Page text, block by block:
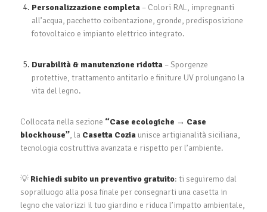
Personalizzazione completa– Colori RAL, impregnanti
all’acqua, pacchetto coibentazione, gronde, predisposizione
fotovoltaico e impianto elettrico integrato.
Durabilità & manutenzione ridotta– Sporgenze
protettive, trattamento antitarlo e finiture UV prolungano la
vita del legno.
Collocata nella sezione “Case ecologiche → Case
blockhouse”, la Casetta Coziaunisce artigianalità siciliana,
tecnologia costruttiva avanzata e rispetto per l’ambiente.
💡 Richiedi subito un preventivo gratuito: ti seguiremo dal
sopralluogo alla posa finale per consegnarti una casetta in
legno che valorizzi il tuo giardino e riduca l’impatto ambientale,